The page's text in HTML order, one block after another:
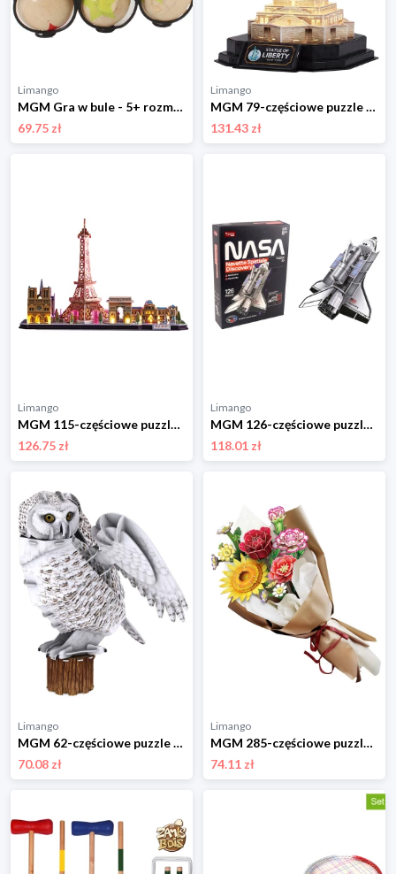
Limango
MGM Gra w bule - 5+ rozmiar: onesize
69.75 zł
Limango
MGM 79-częściowe puzzle 3D "Statue of Liberty" - 8+ rozmiar: onesize
131.43 zł
Limango
MGM 115-częściowe puzzle 3D "Buildings of Paris" - 8+ rozmiar: onesize
126.75 zł
Limango
MGM 126-częściowe puzzle 3D "Spaceshuttle Discovery" - 8+ rozmiar: onesize
118.01 zł
Limango
MGM 62-częściowe puzzle 3D "Snowy owl" - 8+ rozmiar: onesize
70.08 zł
Limango
MGM 285-częściowe puzzle 3D "Flower bouquet" - 8+ rozmiar: onesize
74.11 zł